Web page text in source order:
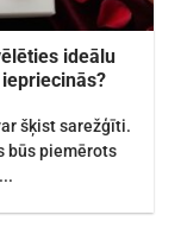
ideālu
šķist sarežģīti.
būs piemērots